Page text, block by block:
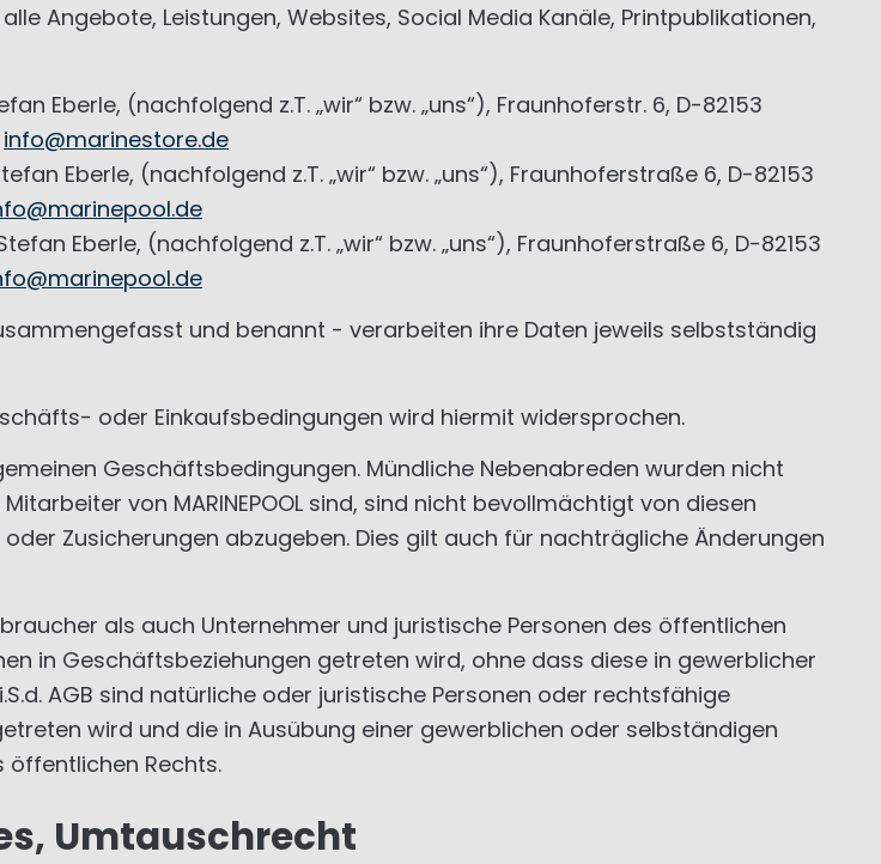
Angebote, Leistungen, Websites, Social Media Kanäle, Printpublikationen,
Eberle, (nachfolgend z.T. „wir“ bzw. „uns“), Fraunhoferstr. 6, D-82153
info@marinestore.de
Eberle, (nachfolgend z.T. „wir“ bzw. „uns“), Fraunhoferstraße 6, D-82153
Eberle, (nachfolgend z.T. „wir“ bzw. „uns“), Fraunhoferstraße 6, D-82153
und benannt - verarbeiten ihre Daten jeweils selbstständig
oder Einkaufsbedingungen wird hiermit widersprochen.
Geschäftsbedingungen. Mündliche Nebenabreden wurden nicht
von MARINEPOOL sind, sind nicht bevollmächtigt von diesen
Zusicherungen abzugeben. Dies gilt auch für nachträgliche Änderungen
als auch Unternehmer und juristische Personen des öffentlichen
in Geschäftsbeziehungen getreten wird, ohne dass diese in gewerblicher
AGB sind natürliche oder juristische Personen oder rechtsfähige
wird und die in Ausübung einer gewerblichen oder selbständigen
öffentlichen Rechts.
Umtauschrecht